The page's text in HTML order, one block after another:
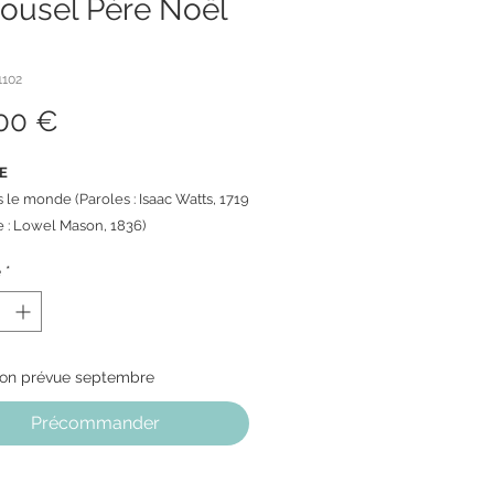
Père Noël
€
le monde (Paroles : Isaac Watts, 1719
: Lowel Mason, 1836)
musique grâce à l'interrupteur.
secondes
*
prévue septembre
Précommander